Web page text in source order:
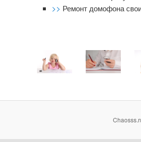
>> Ремонт домофона